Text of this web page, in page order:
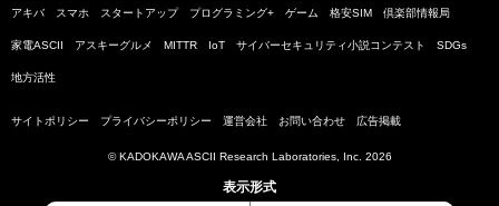
アキバ スマホ スタートアップ プログラミング+ ゲーム 格安SIM 倶楽部情報局
家電ASCII アスキーグルメ MITTR IoT サイバーセキュリティ小説コンテスト SDGs
地方活性
サイトポリシー プライバシーポリシー 運営会社 お問い合わせ 広告掲載
© KADOKAWA ASCII Research Laboratories, Inc. 2026
表示形式